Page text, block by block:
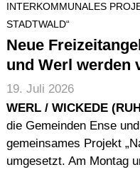
INTERKOMMUNALES
STADTWALD“
Neue
und Werl werden
19. Juli 2026
WERL / WICKEDE
die Gemeinden Ense
gemeinsames Projekt
umgesetzt. Am Montag